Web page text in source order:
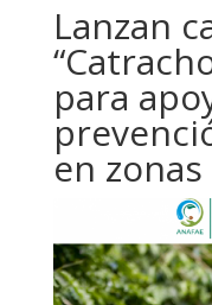
Lanzan
para
en